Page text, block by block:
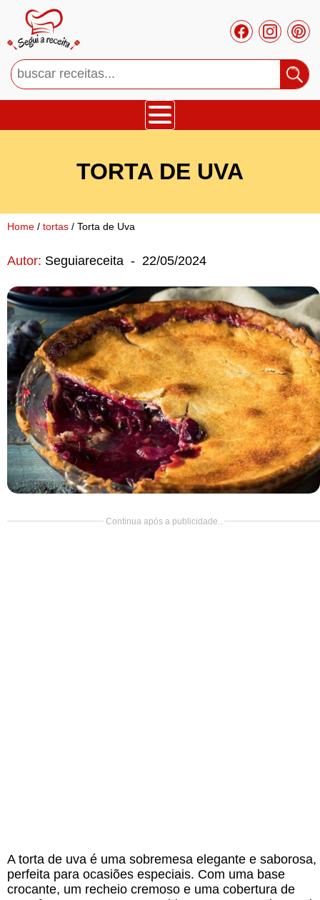
Mousses
Cupcakes
Salgado
Doce
Pão
Salada
Almoço
Cocada
TORTA DE UVA
Home / tortas / Torta de Uva
Autor: Seguiareceita - 22/05/2024
Continua após a publicidade..
A torta de uva é uma sobremesa elegante e saborosa,
perfeita para ocasiões especiais. Com uma base
crocante, um recheio cremoso e uma cobertura de